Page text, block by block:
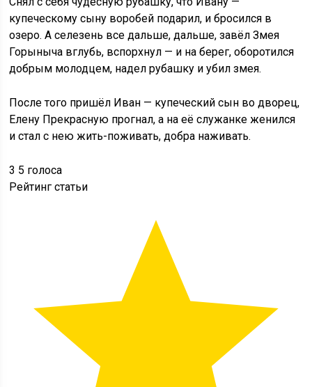
купеческому сыну воробей подарил, и бросился в
озеро. А селезень все дальше, дальше, завёл Змея
Горыныча вглубь, вспорхнул — и на берег, оборотился
добрым молодцем, надел рубашку и убил змея.
После того пришёл Иван — купеческий сын во дворец,
Елену Прекрасную прогнал, а на её служанке женился
и стал с нею жить-поживать, добра наживать.
3 5 голоса
Рейтинг статьи